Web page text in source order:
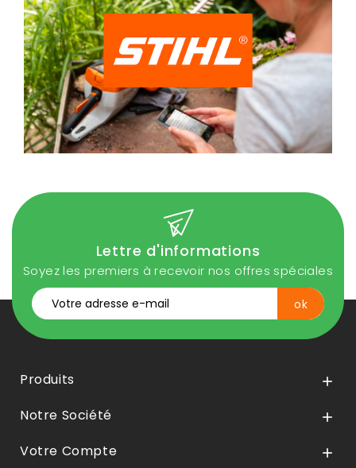
Lettre d'informations
Soyez les premiers à recevoir nos offres spéciales
Produits 
Notre Société 
Votre Compte 